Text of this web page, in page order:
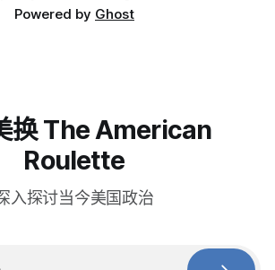
Powered by Ghost
换 The American
Roulette
入探讨当今美国政治